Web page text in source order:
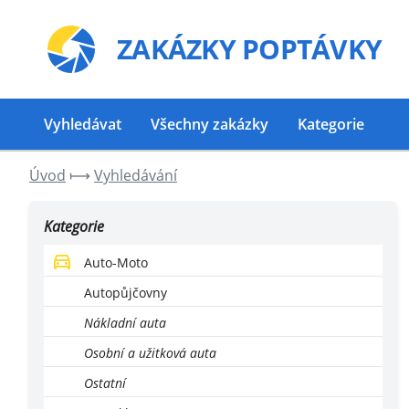
ZAKÁZKY POPTÁVKY
Vyhledávat Všechny zakázky Kategorie
Úvod ⟼ Vyhledávání
Kategorie
Auto-Moto
Autopůjčovny
Nákladní auta
Osobní a užitková auta
Ostatní